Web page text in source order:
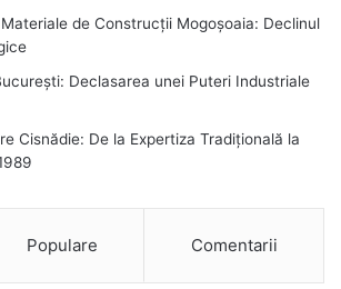
de Construcții Mogoșoaia: Declinul
Declasarea unei Puteri Industriale
Cisnădie: De la Expertiza Tradițională la
Populare Comentarii